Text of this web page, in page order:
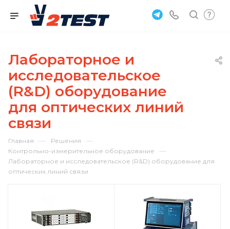
Лабораторное и
исследовательское
(R&D) оборудование
для оптических линий
связи
Главная — Решения —
Контрольно-измерительное оборудование —
Лабораторное и исследовательское (R&D) оборудование для
оптических линий связи